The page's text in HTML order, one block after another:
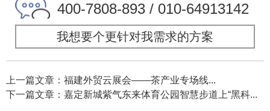
400-7808-893 / 010-64913142
我想要个更针对我需求的方案
上一篇文章：福建外贸云展会——茶产业专场线...
下一篇文章：嘉定新城紫气东来体育公园智慧步道上“黑科...